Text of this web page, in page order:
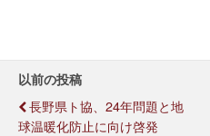
以前の投稿
長野県ト協、24年問題と地
球温暖化防止に向け啓発